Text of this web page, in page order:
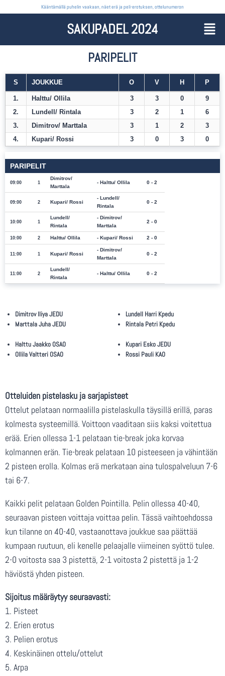
Kääntämällä puhelin vaakaan, näet erä ja peli-erotuksen, ottelunumeron
SAKUPADEL 2024
PARIPELIT
S JOUKKUE O V H P
1. Halttu/ Ollila 3 3 0
9
2.
Lundell/ Rintala 3 2 1
6
3.
Dimitrov/ Marttala 3 1 2
3
4.
Kupari/ Rossi 3 0 3 0
PARIPELIT
09:00 1
Dimitrov/
Marttala
Halttu/ Ollila 0 - 2
09:00 2 Kupari/ Rossi
Lundell/
Rintala
0 - 2
10:00 1
Lundell/
Rintala
Dimitrov/
Marttala
2 - 0
10:00 2 Halttu/ Ollila Kupari/ Rossi 2 - 0
11:00 1 Kupari/ Rossi
Dimitrov/
Marttala
0 - 2
11:00 2
Lundell/
Rintala
Halttu/ Ollila 0 - 2
Dimitrov Iliya JEDU
Marttala Juha JEDU
Halttu Jaakko OSAO
Ollila Valtteri OSAO
Lundell Harri Kpedu
Rintala Petri Kpedu
Kupari Esko JEDU
Rossi Pauli KAO
Otteluiden pistelasku ja sarjapisteet
Ottelut pelataan normaalilla pistelaskulla täysillä erillä, paras
kolmesta systeemillä. Voittoon vaaditaan siis kaksi voitettua
erää. Erien ollessa 1-1 pelataan tie-break joka korvaa
kolmannen erän. Tie-break pelataan 10 pisteeseen ja vähintään
2 pisteen erolla. Kolmas erä merkataan aina tulospalveluun 7-6
tai 6-7.
Kaikki pelit pelataan Golden Pointilla. Pelin ollessa 40-40,
seuraavan pisteen voittaja voittaa pelin. Tässä vaihtoehdossa
kun tilanne on 40-40, vastaanottava joukkue saa päättää
kumpaan ruutuun, eli kenelle pelaajalle viimeinen syöttö tulee.
2-0 voitosta saa 3 pistettä, 2-1 voitosta 2 pistettä ja 1-2
häviöstä yhden pisteen.
Sijoitus määräytyy seuraavasti:
1. Pisteet
2. Erien erotus
3. Pelien erotus
4. Keskinäinen ottelu/ottelut
5. Arpa